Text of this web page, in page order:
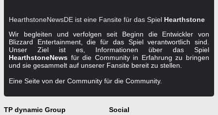
HearthstoneNewsDE ist eine Fansite für das Spiel Hearthstone
Wir begleiten und verfolgen seit Beginn die Entwickler von
Blizzard Entertainment, die für das Spiel verantwortlich sind.
Unser Ziel ist es, Informationen über das Spiel
HearthstoneNews für die Community in Erfahrung zu bringen
und sie gesammelt auf unserer Fansite bereit zu stellen.
Eine Seite von der Community für die Community.
TP dynamic Group Social